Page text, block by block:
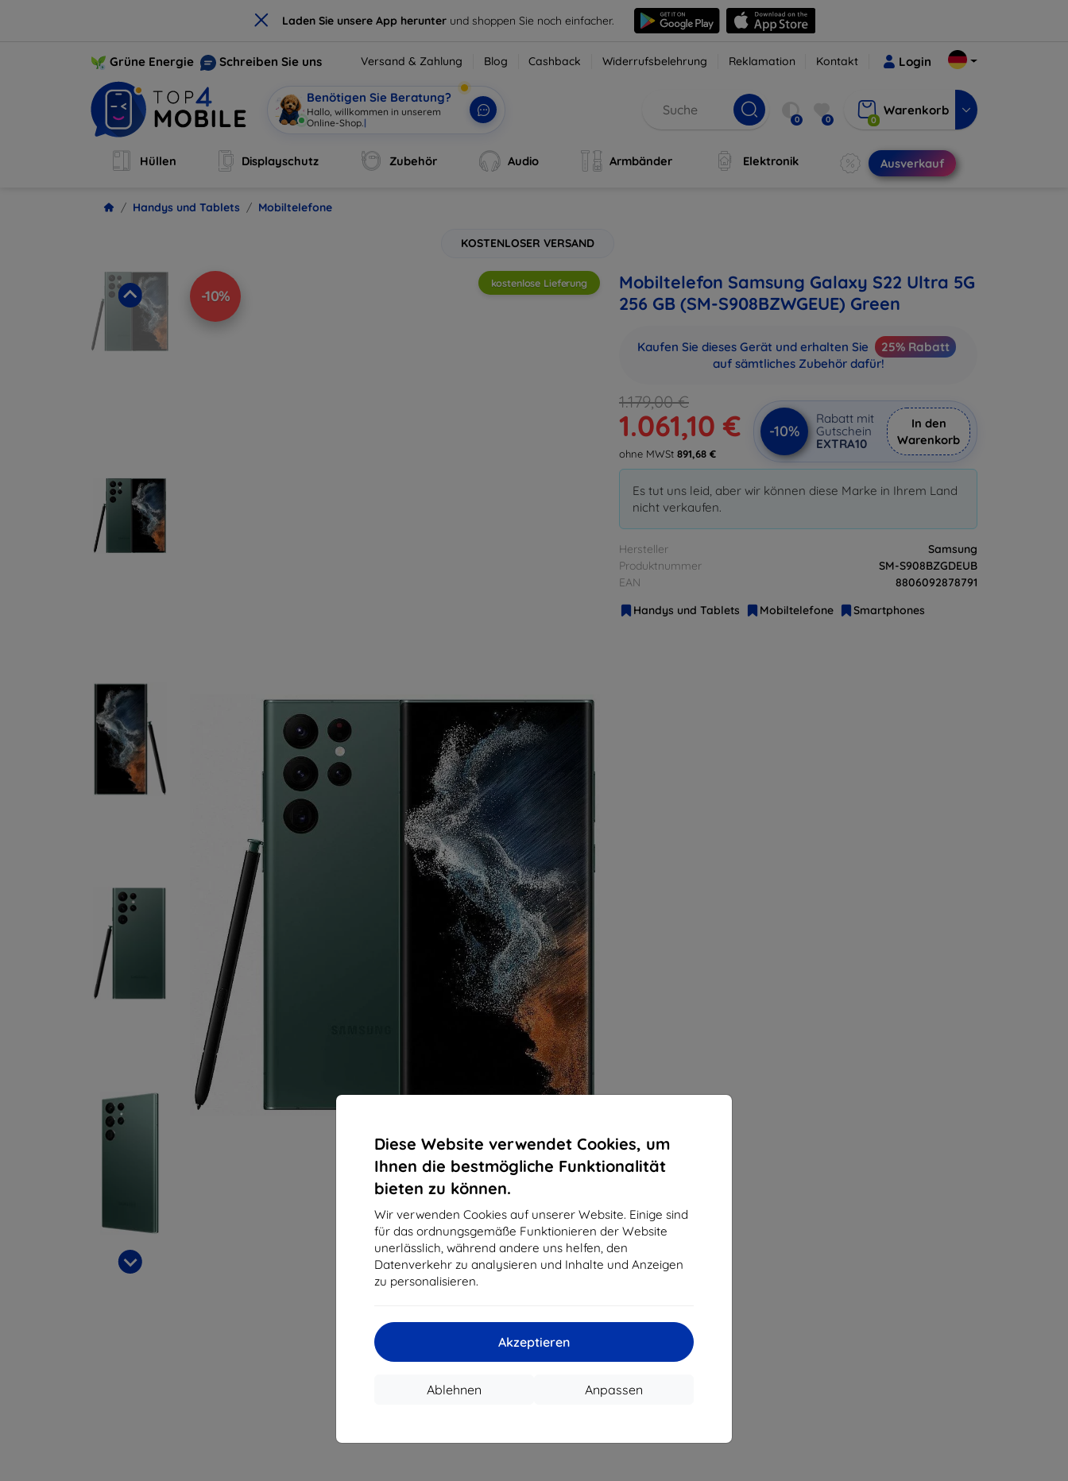
× Laden Sie unsere App herunter und shoppen Sie noch einfacher.
Diese Website verwendet Cookies, um
Ihnen die bestmögliche Funktionalität
bieten zu können.
Wir verwenden Cookies auf unserer Website. Einige sind
für das ordnungsgemäße Funktionieren der Website
unerlässlich, während andere uns helfen, den
Datenverkehr zu analysieren und Inhalte und Anzeigen
zu personalisieren.
Akzeptieren
Anpassen
Ablehnen
Grüne Energie Schreiben Sie uns Versand & Zahlung Blog Cashback Widerrufsbelehrung Reklamation Kontakt Login
Benötigen Sie Beratung?
Hallo, willkommen in | 0 0 0
Warenkorb
Hüllen Displayschutz Zubehör Audio Armbänder Elektronik Ausverkauf
Handys und Tablets Mobiltelefone
KOSTENLOSER VERSAND
-10%
kostenlose Lieferung
Mobiltelefon Samsung Galaxy S22 Ultra 5G
256 GB (SM-S908BZWGEUE) Green
Kaufen Sie dieses Gerät und erhalten Sie
25% Rabatt
auf sämtliches Zubehör dafür!
1.179,00 €
1.061,10 €
ohne MWSt 891,68 €
-10%
Rabatt mit
Gutschein
EXTRA10
In den
Warenkorb
Es tut uns leid, aber wir können diese Marke in Ihrem Land
nicht verkaufen.
Hersteller
Samsung
Produktnummer
SM-S908BZGDEUB
EAN
8806092878791
Handys und Tablets
Mobiltelefone Smartphones